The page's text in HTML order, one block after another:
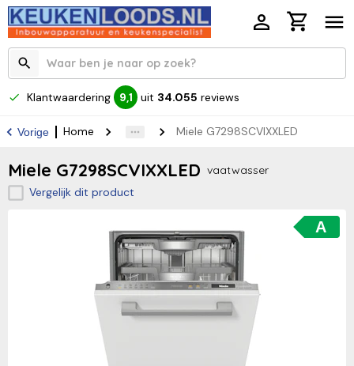
Klantwaardering 9,1 uit 34.055 reviews
Vorige Home Miele G7298SCVIXXLED
Miele G7298SCVIXXLED vaatwasser
Vergelijk dit product
A